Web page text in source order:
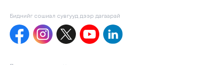
Биднийг сошиал сувгууд дээр дагаaрай